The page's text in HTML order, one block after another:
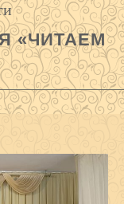
«ЧИТАЕМ